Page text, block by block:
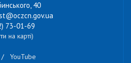
40
73-01-69
на карті)
/ YouTube